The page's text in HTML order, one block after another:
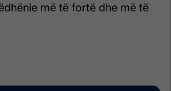
më të fortë dhe më të